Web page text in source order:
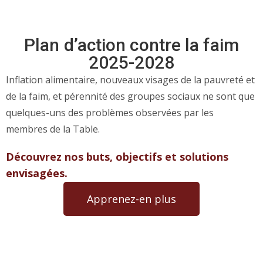
Plan d’action contre la faim
2025-2028
Inflation alimentaire, nouveaux visages de la pauvreté et
de la faim, et pérennité des groupes sociaux ne sont que
quelques-uns des problèmes observées par les
membres de la Table.
Découvrez nos buts, objectifs et solutions
envisagées.
Apprenez-en plus